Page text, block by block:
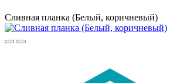
Сливная планка (Белый, коричневый)